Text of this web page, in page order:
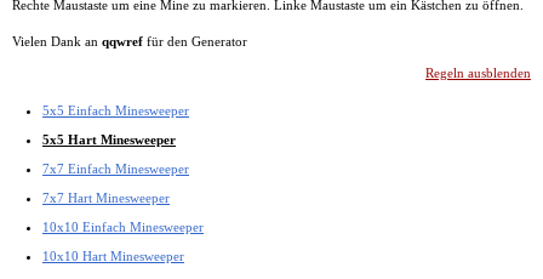
Rechte Maustaste um eine Mine zu markieren. Linke Maustaste um ein Kästchen zu öffnen.
Vielen Dank an qqwref für den Generator
Regeln ausblenden
5x5 Einfach Minesweeper
5x5 Hart Minesweeper
7x7 Einfach Minesweeper
7x7 Hart Minesweeper
10x10 Einfach Minesweeper
10x10 Hart Minesweeper